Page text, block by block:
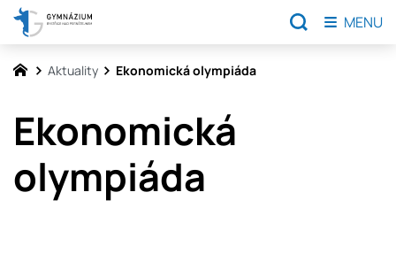
Aktuality Ekonomická olympiáda
Ekonomická
olympiáda
MENU